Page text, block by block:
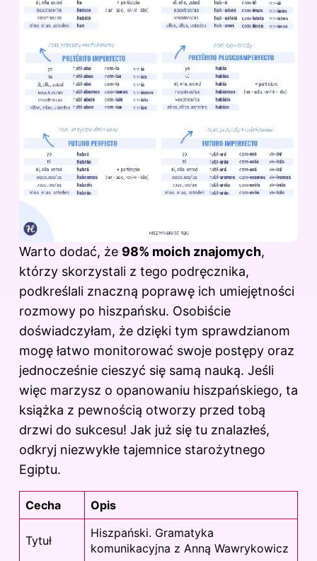
Warto dodać, że 98% moich znajomych,
którzy skorzystali z tego podręcznika,
podkreślali znaczną poprawę ich umiejętności
rozmowy po hiszpańsku. Osobiście
doświadczyłam, że dzięki tym sprawdzianom
mogę łatwo monitorować swoje postępy oraz
jednocześnie cieszyć się samą nauką. Jeśli
więc marzysz o opanowaniu hiszpańskiego, ta
książka z pewnością otworzy przed tobą
drzwi do sukcesu! Jak już się tu znalazłeś,
odkryj niezwykłe tajemnice starożytnego
Egiptu.
Cecha Opis
Tytuł
Hiszpański. Gramatyka
komunikacyjna z Anną Wawrykowicz